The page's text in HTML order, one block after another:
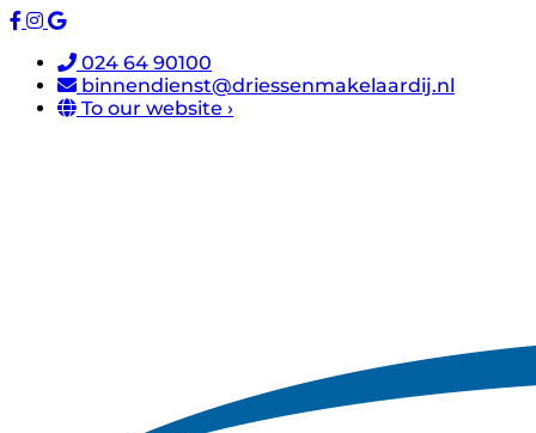
024 64 90100
binnendienst@driessenmakelaardij.nl
To our website ›